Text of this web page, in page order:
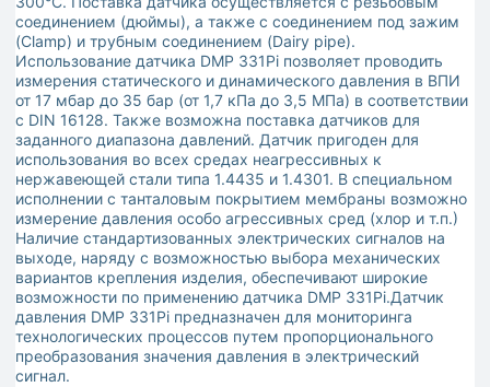
соединением (дюймы), а также с соединением под зажим
(Clamp) и трубным соединением (Dairy pipe).
Использование датчика DMP 331Pi позволяет проводить
измерения статического и динамического давления в ВПИ
от 17 мбар до 35 бар (от 1,7 кПа до 3,5 МПа) в соответствии
с DIN 16128. Также возможна поставка датчиков для
заданного диапазона давлений. Датчик пригоден для
использования во всех средах неагрессивных к
нержавеющей стали типа 1.4435 и 1.4301. В специальном
исполнении с танталовым покрытием мембраны возможно
измерение давления особо агрессивных сред (хлор и т.п.)
Наличие стандартизованных электрических сигналов на
выходе, наряду с возможностью выбора механических
вариантов крепления изделия, обеспечивают широкие
возможности по применению датчика DMP 331Pi.Датчик
давления DMP 331Pi предназначен для мониторинга
технологических процессов путем пропорционального
преобразования значения давления в электрический
сигнал.